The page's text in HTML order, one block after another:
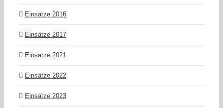
Einsätze 2016
Einsätze 2017
Einsätze 2021
Einsätze 2022
Einsätze 2023